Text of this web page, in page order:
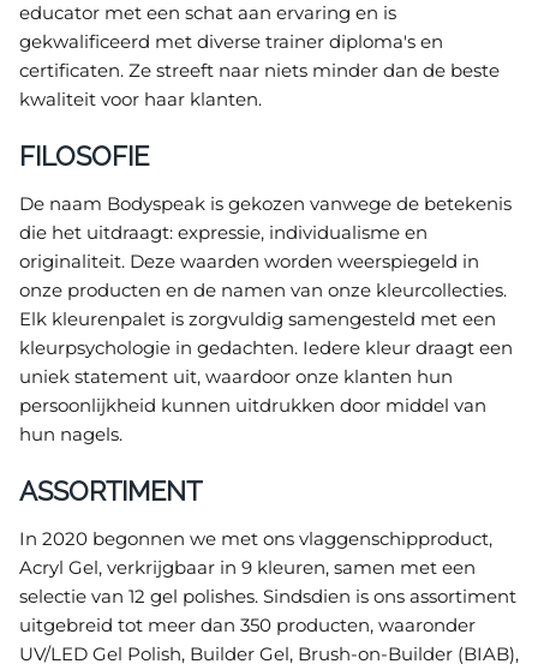
educator met een schat aan ervaring en is
gekwalificeerd met diverse trainer diploma's en
certificaten. Ze streeft naar niets minder dan de beste
kwaliteit voor haar klanten.
FILOSOFIE
De naam Bodyspeak is gekozen vanwege de betekenis
die het uitdraagt: expressie, individualisme en
originaliteit. Deze waarden worden weerspiegeld in
onze producten en de namen van onze kleurcollecties.
Elk kleurenpalet is zorgvuldig samengesteld met een
kleurpsychologie in gedachten. Iedere kleur draagt een
uniek statement uit, waardoor onze klanten hun
persoonlijkheid kunnen uitdrukken door middel van
hun nagels.
ASSORTIMENT
In 2020 begonnen we met ons vlaggenschipproduct,
Acryl Gel, verkrijgbaar in 9 kleuren, samen met een
selectie van 12 gel polishes. Sindsdien is ons assortiment
uitgebreid tot meer dan 350 producten, waaronder
UV/LED Gel Polish, Builder Gel, Brush-on-Builder (BIAB),